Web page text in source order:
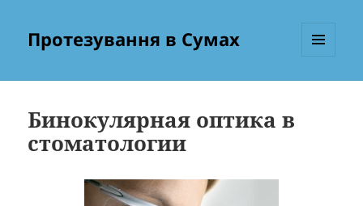
Протезування в Сумах
Бинокулярная оптика в
стоматологии